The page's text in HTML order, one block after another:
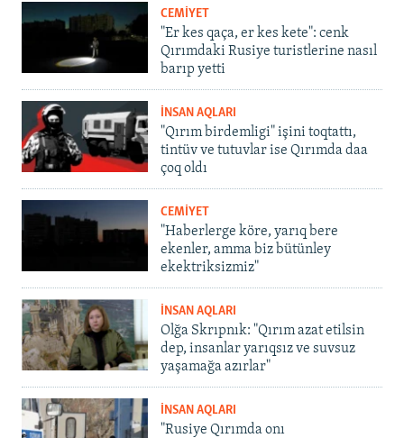
CEMİYET
"Er kes qaça, er kes kete": cenk
Qırımdaki Rusiye turistlerine nasıl
barıp yetti
İNSAN AQLARI
"Qırım birdemligi" işini toqtattı,
tintüv ve tutuvlar ise Qırımda daa
çoq oldı
CEMİYET
"Haberlerge köre, yarıq bere
ekenler, amma biz bütünley
ekektriksizmiz"
İNSAN AQLARI
Olğa Skrıpnık: "Qırım azat etilsin
dep, insanlar yarıqsız ve suvsuz
yaşamağa azırlar"
İNSAN AQLARI
"Rusiye Qırımda onı